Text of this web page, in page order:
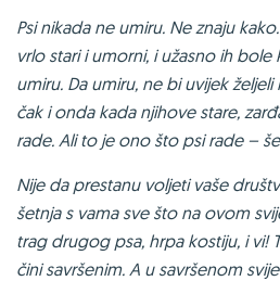
Psi nikada ne umiru. Ne znaju
vrlo stari i umorni, i užasno ih bole
umiru. Da umiru, ne bi uvijek željeli
čak i onda kada njihove stare,
rade. Ali to je ono što psi rade –
Nije da prestanu voljeti vaše
šetnja s vama sve što na ovom
trag drugog psa, hrpa kostiju, i vi!
čini savršenim. A u savršenom